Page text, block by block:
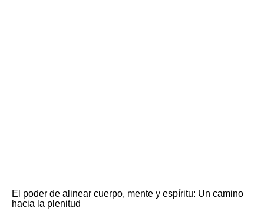
El poder de alinear cuerpo, mente y espíritu: Un camino
hacia la plenitud